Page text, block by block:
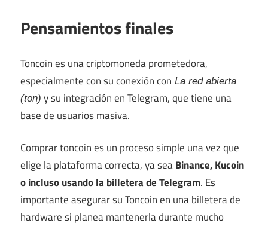
Pensamientos finales
Toncoin es una criptomoneda prometedora,
especialmente con su conexión con La red abierta
(ton) y su integración en Telegram, que tiene una
base de usuarios masiva.
Comprar toncoin es un proceso simple una vez que
elige la plataforma correcta, ya seaBinance, Kucoin
o incluso usando la billetera de Telegram. Es
importante asegurar su Toncoin en una billetera de
hardware si planea mantenerla durante mucho